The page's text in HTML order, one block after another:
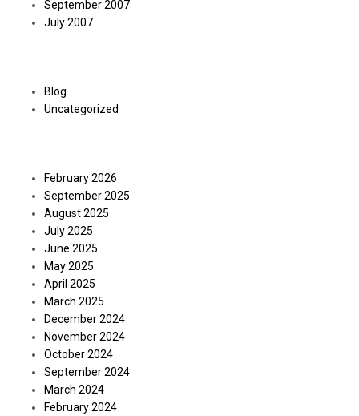
September 2007
July 2007
Blog
Uncategorized
February 2026
September 2025
August 2025
July 2025
June 2025
May 2025
April 2025
March 2025
December 2024
November 2024
October 2024
September 2024
March 2024
February 2024